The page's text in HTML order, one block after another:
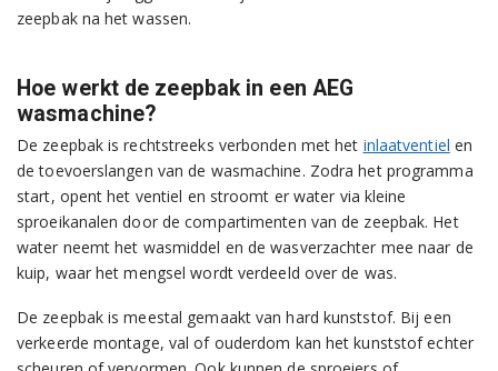
zeepbak na het wassen.
Hoe werkt de zeepbak in een AEG
wasmachine?
De zeepbak is rechtstreeks verbonden met het inlaatventiel en
de toevoerslangen van de wasmachine. Zodra het programma
start, opent het ventiel en stroomt er water via kleine
sproeikanalen door de compartimenten van de zeepbak. Het
water neemt het wasmiddel en de wasverzachter mee naar de
kuip, waar het mengsel wordt verdeeld over de was.
De zeepbak is meestal gemaakt van hard kunststof. Bij een
verkeerde montage, val of ouderdom kan het kunststof echter